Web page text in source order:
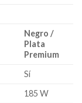
Negro /
Plata
Premium
Sí
185 W